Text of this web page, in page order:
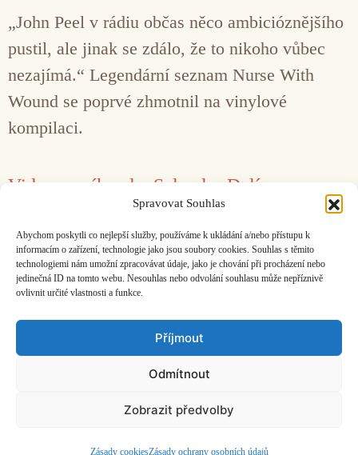
Spravovat Souhlas
Abychom poskytli co nejlepší služby, používáme k ukládání a/nebo přístupu k
informacím o zařízení, technologie jako jsou soubory cookies. Souhlas s těmito
technologiemi nám umožní zpracovávat údaje, jako je chování při procházení nebo
jedinečná ID na tomto webu. Nesouhlas nebo odvolání souhlasu může nepříznivě
ovlivnit určité vlastnosti a funkce.
Příjmout
Odmítnout
Zobrazit předvolby
Zásady cookiesZásady ochrany osobních údajů
„John Peel v rádiu občas něco ambicióznějšího
pustil, ale jinak se zdálo, že to nikoho vůbec
nezajímá.“ Legendární seznam Nurse With
Wound se poprvé zhmotnil na vinylové
kompilaci.
Videa na víkend – Salvador Dalí
K narozeninám velkého surrealisty.
ČASOPIS O JINÉ HUDBĚ | vydává Hudební informační středisko
©2026 HISvoice – design a adminAtelier Dokument